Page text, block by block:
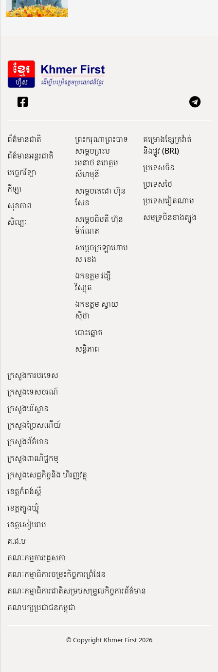
ព័ត៌មានជាតិ
ព័ត៌មានអន្តរជាតិ
បច្ចេកវិទ្យា
កីឡា
សុខភាព
សិល្បៈ
ព្រះករុណាព្រះបាទ
សម្តេចព្រះប
រមនាថ នរោត្តម
សីហមុនី
សម្តេចតេជោ ហ៊ុន
សែន
សម្ដេចធិបតី ហ៊ុន
ម៉ាណែត
សម្ដេចក្រឡាហោម
ស ខេង
ឯកឧត្តម វង្សី
វិស្សុត
ឯកឧត្តម ស្វាយ
ស៊ីថា
បោះឆ្នោត
សន្តិភាព
គម្រោងខ្សែក្រវ៉ាត់
និងផ្លូវ (BRI)
ប្រទេសចិន
ប្រទេសថៃ
ប្រទេសវៀតណាម
សមុទ្រចិនខាងត្បូង
ក្រសួងការបរទេស
ក្រសួងទេសចរណ៍
ក្រសួងបរិស្ថាន
ក្រសួងប្រៃសណីយ៍
ក្រសួងព័ត៌មាន
ក្រសួងពាណិជ្ជកម្ម
ក្រសួងសេដ្ឋកិច្ចនិង ហិរញ្ញវត្ថុ
ខេត្តកំពង់ស្ពឺ
ខេត្តត្បូងឃ្មុំ
ខេត្តសៀមរាប
គ.ជ.ប
គណៈកម្មការរដ្ឋសភា
គណៈកម្មាធិការចម្រុះកិច្ចការព្រំដែន
គណៈកម្មាធិការជាតិសម្របសម្រួលកិច្ចការព័ត៌មាន
គណបក្សប្រជាជនកម្ពុជា
© Copyright Khmer First 2026